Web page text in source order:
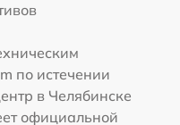
по истечении
в Челябинске
официальной